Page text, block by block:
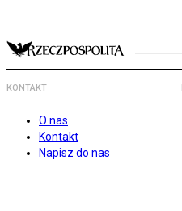
KONTAKT
O nas
Kontakt
Napisz do nas